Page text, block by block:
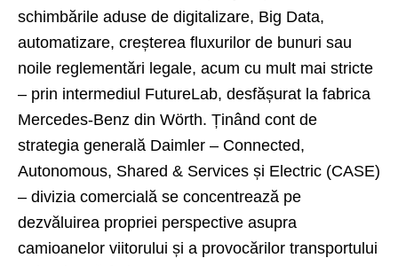
schimbările aduse de digitalizare, Big Data,
automatizare, creșterea fluxurilor de bunuri sau
noile reglementări legale, acum cu mult mai stricte
– prin intermediul FutureLab, desfășurat la fabrica
Mercedes-Benz din Wörth. Ținând cont de
strategia generală Daimler – Connected,
Autonomous, Shared & Services și Electric (CASE)
– divizia comercială se concentrează pe
dezvăluirea propriei perspective asupra
camioanelor viitorului și a provocărilor transportului